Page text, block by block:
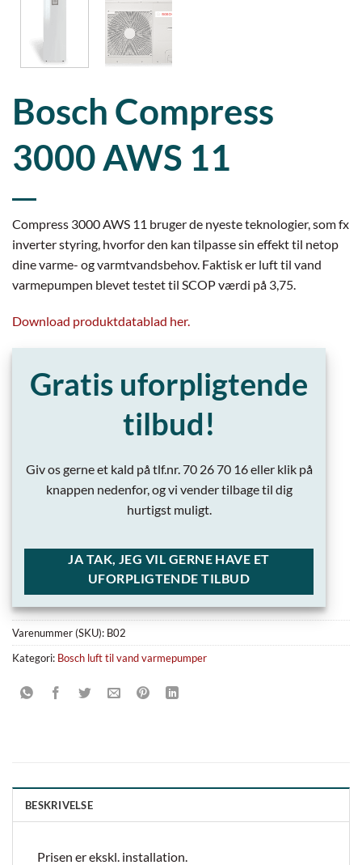
Bosch Compress
3000 AWS 11
Compress 3000 AWS 11 bruger de nyeste teknologier, som fx
inverter styring, hvorfor den kan tilpasse sin effekt til netop
dine varme- og varmtvandsbehov. Faktisk er luft til vand
varmepumpen blevet testet til SCOP værdi på 3,75.
Download produktdatablad her.
Gratis uforpligtende
tilbud!
Giv os gerne et kald på tlf.nr. 70 26 70 16 eller klik på
knappen nedenfor, og vi vender tilbage til dig
hurtigst muligt.
JA TAK, JEG VIL GERNE HAVE ET
UFORPLIGTENDE TILBUD
Varenummer (SKU): B02
Kategori: Bosch luft til vand varmepumper
BESKRIVELSE
Prisen er ekskl. installation.